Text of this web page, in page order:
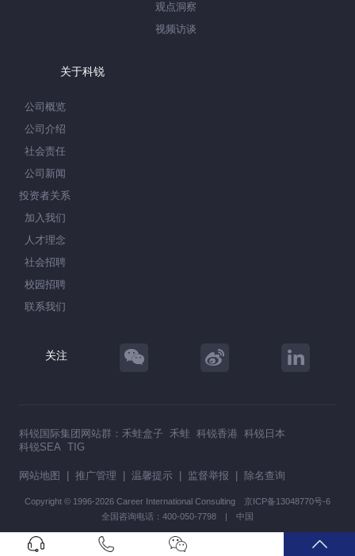
观点洞察
视频访谈
关于科锐
公司概览
公司介绍
社会责任
公司新闻
投资者关系
加入我们
人才理念
社会招聘
校园招聘
联系我们
关注
科锐国际集团网站群： 禾蛙盒子 禾蛙 科锐香港 科锐日本
科锐SEA TIG
网站地图 推广管理 温馨提示 监督举报 除名查询
Copyright © 1996-2026 Career International Consulting 京ICP备13048770号-6
全国咨询电话：400-050-7798 | 中国